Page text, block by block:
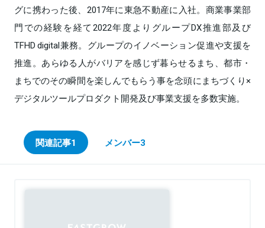
グに携わった後、2017年に東急不動産に入社。商業事業部
門での経験を経て2022年度よりグループDX推進部及び
TFHD digital兼務。グループのイノベーション促進や支援を
推進。あらゆる人がバリアを感じず暮らせるまち、都市・
まちでのその瞬間を楽しんでもらう事を念頭にまちづくり×
デジタルツールプロダクト開発及び事業支援を多数実施。
関連記事1 メンバー3